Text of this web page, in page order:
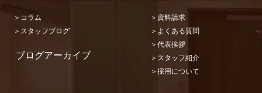
＞コラム
＞スタッフブログ
ブログアーカイブ
＞資料請求
＞よくある質問
＞代表挨拶
＞スタッフ紹介
＞採用について